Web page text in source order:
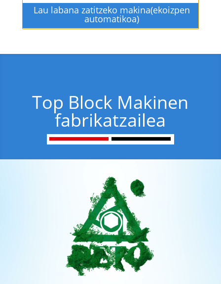
Lau labana zatitzeko makina(ekoizpen
automatikoa)
Top Block Makinen
fabrikatzailea